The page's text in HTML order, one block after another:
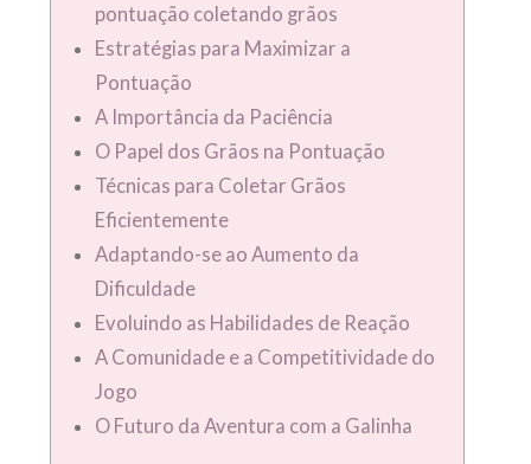
pontuação coletando grãos
Estratégias para Maximizar a
Pontuação
A Importância da Paciência
O Papel dos Grãos na Pontuação
Técnicas para Coletar Grãos
Eficientemente
Adaptando-se ao Aumento da
Dificuldade
Evoluindo as Habilidades de Reação
A Comunidade e a Competitividade do
Jogo
O Futuro da Aventura com a Galinha